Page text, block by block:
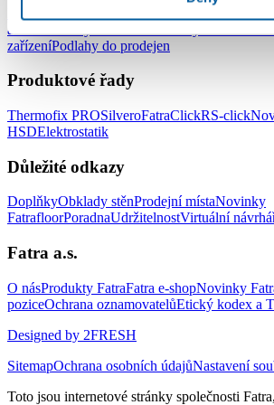
a zdravotnických zařízení
zařízeníPodlahy do prodejen
Produktové řady
Thermofix PROSilveroFatraClickRS-click
HSDElektrostatik
Důležité odkazy
DoplňkyObklady stěnProdejní místaNovinky
FatrafloorPoradnaUdržitelnostVirtuální
Fatra a.s.
O násProdukty FatraFatra e-shopNovinky
poziceOchrana oznamovatelůEtický kodex a
Designed by 2FRESH
SitemapOchrana osobních údajůNastavení
Toto jsou internetové stránky společnosti